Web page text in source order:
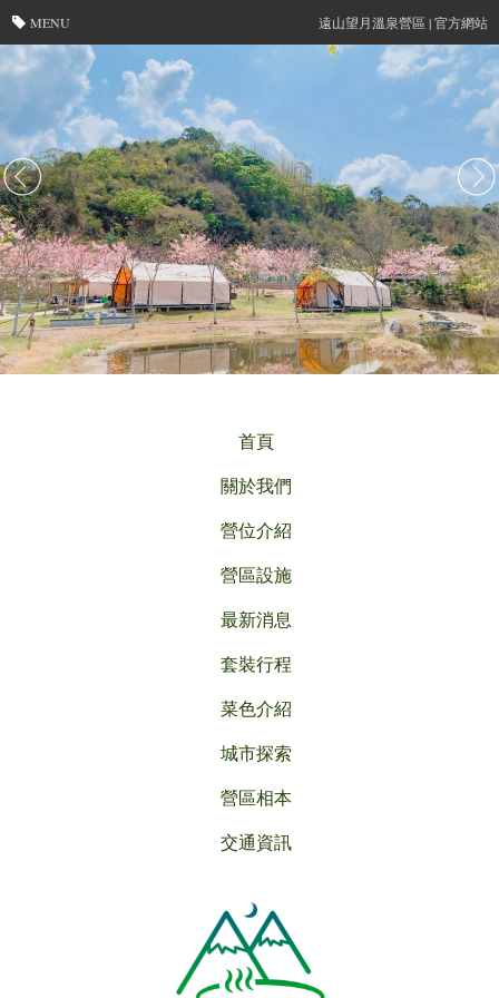
首頁
關於我們
營位介紹
營區設施
最新消息
套裝行程
菜色介紹
城市探索
營區相本
交通資訊
MENU 遠山望月溫泉營區 | 官方網站